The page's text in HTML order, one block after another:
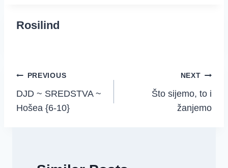
Rosilind
Post
navigation
PREVIOUS
DJD ~ SREDSTVA ~
Hošea {6-10}
NEXT
Što sijemo, to i
žanjemo